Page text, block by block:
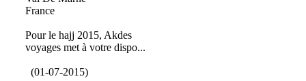
France
Pour le hajj 2015, Akdes
voyages met à votre dispo...
(01-07-2015)